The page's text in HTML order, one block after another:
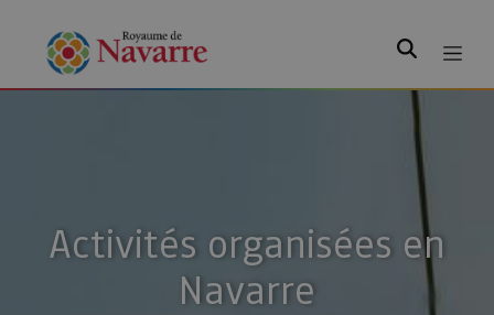
Rechercher
Activités organisées en
Navarre